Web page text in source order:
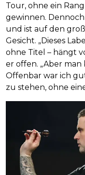
Tour, ohne ein
gewinnen.
und ist auf den
Gesicht. „Dieses
ohne Titel – hängt
er offen. „Aber
Offenbar war ich
zu stehen, ohne